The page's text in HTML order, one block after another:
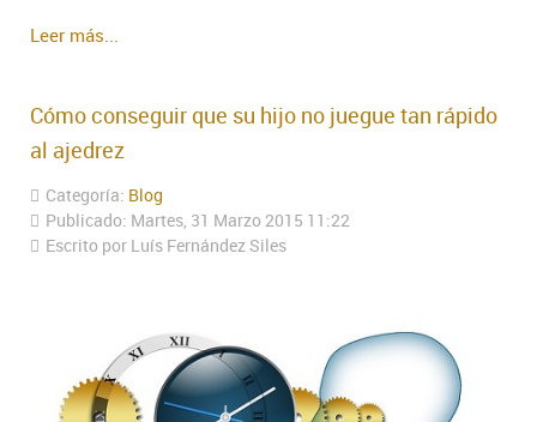
Leer más...
Cómo conseguir que su hijo no juegue tan rápido
al ajedrez
Categoría: Blog
Publicado: Martes, 31 Marzo 2015 11:22
Escrito por Luís Fernández Siles